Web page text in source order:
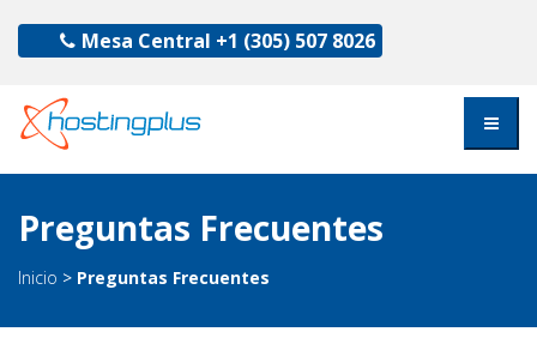
Mesa Central +1 (305) 507 8026
Preguntas Frecuentes
Inicio > Preguntas Frecuentes